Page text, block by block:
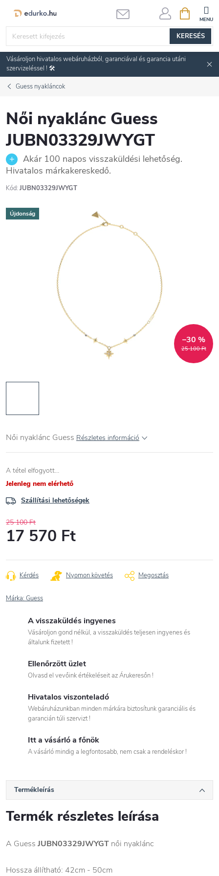
KERESÉS
KOSÁR
Vásároljon hivatalos webáruházból, garanciával és garancia utáni
szervizeléssel ! 🛠️
Guess nyakláncok
Női nyaklánc Guess
JUBN03329JWYGT
Akár 100 napos visszaküldési lehetőség.
Hivatalos márkakereskedő.
Kód: JUBN03329JWYGT
Újdonság
25 100 Ft
–30 %
Női nyaklánc Guess Részletes információ
A tétel elfogyott…
Jelenleg nem elérhető
Szállítási lehetőségek
25 100 Ft
17 570 Ft
Kérdés Nyomon követés Megosztás
Márka: Guess
A visszaküldés ingyenes
Vásároljon gond nélkül, a visszaküldés teljesen ingyenes és
általunk fizetett !
Ellenőrzött üzlet
Olvasd el vevőink értékeléseit az Árukeresőn !
Hivatalos viszonteladó
Webáruházunkban minden márkára biztosítunk garanciális és
garancián túli szervizt !
Itt a vásárló a főnök
A vásárló mindig a legfontosabb, nem csak a rendeléskor !
Termékleírás
Termék részletes leírása
A Guess JUBN03329JWYGT női nyaklánc
Hossza állítható: 42cm - 50cm